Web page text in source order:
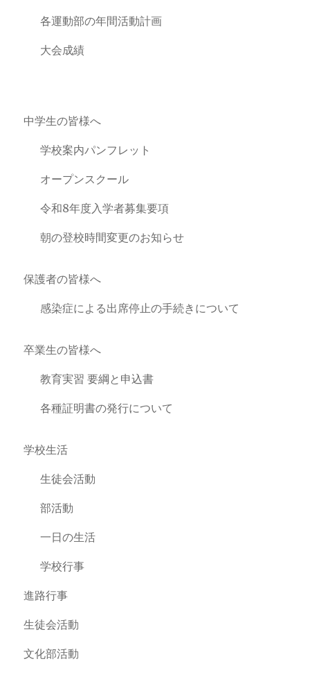
各運動部の年間活動計画
大会成績
中学生の皆様へ
学校案内パンフレット
オープンスクール
令和8年度入学者募集要項
朝の登校時間変更のお知らせ
保護者の皆様へ
感染症による出席停止の手続きについて
卒業生の皆様へ
教育実習 要綱と申込書
各種証明書の発行について
学校生活
生徒会活動
部活動
一日の生活
学校行事
進路行事
生徒会活動
文化部活動